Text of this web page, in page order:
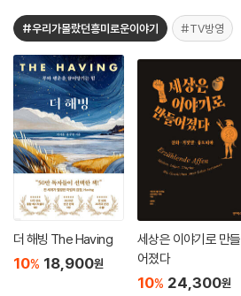
#우리가몰랐던흥미로운이야기 #TV방영
더 해빙 The Having
10% 18,900원
세상은 이야기로 만들
어졌다
10% 24,300원